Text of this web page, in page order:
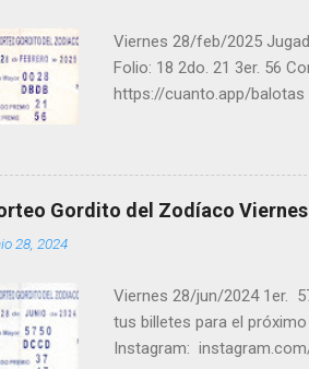
Viernes 28/feb/2025
Folio: 18 2do. 21 3er. 56
https://cuanto.app/balotas
facebook.com/balotas
una forma segura y legal
los ganadores ! y a los
recuerden visitarnos en
Gordito del Zodíaco
28, 2024
Viernes 28/jun/2024 1er.
tus billetes para el
Instagram: